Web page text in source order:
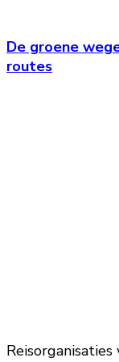
De groene
routes